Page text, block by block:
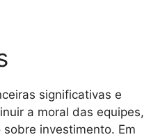
significativas e
a moral das equipes,
investimento. Em